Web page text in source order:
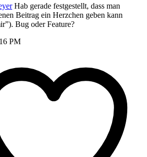
Hab gerade festgestellt, dass man
Beitrag ein Herzchen geben kann
Bug oder Feature?
PM